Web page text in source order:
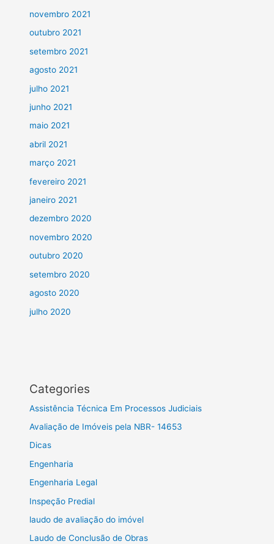
novembro 2021
outubro 2021
setembro 2021
agosto 2021
julho 2021
junho 2021
maio 2021
abril 2021
março 2021
fevereiro 2021
janeiro 2021
dezembro 2020
novembro 2020
outubro 2020
setembro 2020
agosto 2020
julho 2020
Categories
Assistência Técnica Em Processos Judiciais
Avaliação de Imóveis pela NBR- 14653
Dicas
Engenharia
Engenharia Legal
Inspeção Predial
laudo de avaliação do imóvel
Laudo de Conclusão de Obras